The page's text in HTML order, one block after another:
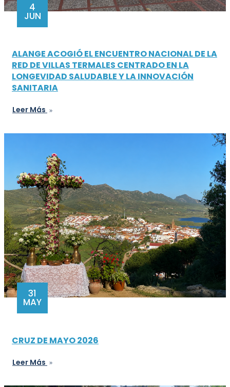
4
JUN
ALANGE ACOGIÓ EL ENCUENTRO NACIONAL DE LA
RED DE VILLAS TERMALES CENTRADO EN LA
LONGEVIDAD SALUDABLE Y LA INNOVACIÓN
SANITARIA
Leer Más
31
MAY
CRUZ DE MAYO 2026
Leer Más